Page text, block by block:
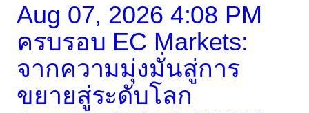
Aug 07, 2026 4:08 PM
ครบรอบ EC Markets:
จากความมุ่งมั่นสู่การ
ขยายสู่ระดับโลก